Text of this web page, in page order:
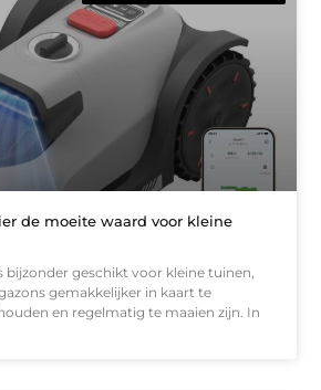
de moeite waard voor kleine
bijzonder geschikt voor kleine tuinen,
gemakkelijker in kaart te
en regelmatig te maaien zijn. In